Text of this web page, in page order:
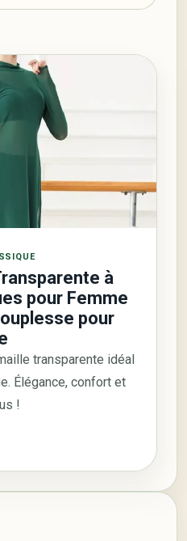
à
pour Femme
pour
transparente idéal
Élégance, confort et
!